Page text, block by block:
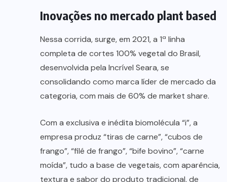
Inovações no mercado plant based
Nessa corrida, surge, em 2021, a 1ª linha
completa de cortes 100% vegetal do Brasil,
desenvolvida pela Incrível Seara, se
consolidando como marca líder de mercado da
categoria, com mais de 60% de market share.
Com a exclusiva e inédita biomolécula “i”, a
empresa produz “tiras de carne”, “cubos de
frango”, “filé de frango”, “bife bovino”, “carne
moída”, tudo a base de vegetais, com aparência,
textura e sabor do produto tradicional, de